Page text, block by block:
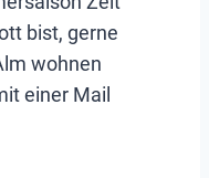
bist, gerne
wohnen
einer Mail